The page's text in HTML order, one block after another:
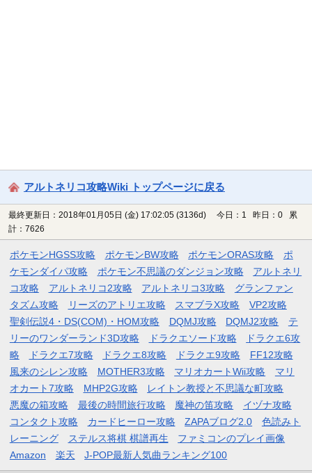
アルトネリコ攻略Wiki トップページに戻る
最終更新日：2018年01月05日 (金) 17:02:05 (3136d)
今日：1 昨日：0 累
計：7626
ポケモンHGSS攻略 ポケモンBW攻略 ポケモンORAS攻略
ポ
ケモンダイパ攻略
ポケモン不思議のダンジョン攻略
アルトネリ
コ攻略
アルトネリコ2攻略 アルトネリコ3攻略
グランファン
タズム攻略
リーズのアトリエ攻略 スマブラX攻略
VP2攻略
聖剣伝説4・DS(COM)・HOM攻略
DQMJ攻略 DQMJ2攻略
テ
リーのワンダーランド3D攻略
ドラクエソード攻略
ドラクエ6攻
略
ドラクエ7攻略 ドラクエ8攻略 ドラクエ9攻略
FF12攻略
風来のシレン攻略
MOTHER3攻略 マリオカートWii攻略
マリ
オカート7攻略
MHP2G攻略
レイトン教授と不思議な町攻略
悪魔の箱攻略
最後の時間旅行攻略 魔神の笛攻略
イヅナ攻略
コンタクト攻略
カードヒーロー攻略 ZAPAブログ2.0
色読みト
レーニング
ステルス将棋 棋譜再生
ファミコンのプレイ画像
Amazon
楽天 J-POP最新人気曲ランキング100